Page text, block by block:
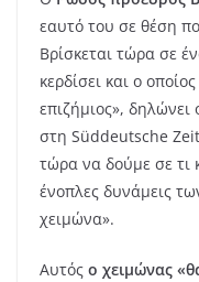
εαυτό του σε θέση
Βρίσκεται τώρα σε
κερδίσει και ο
επιζήμιος»,
στη Süddeutsche
τώρα να δούμε σε τι
ένοπλες δυνάμεις
χειμώνα».
Αυτός ο χειμώνας